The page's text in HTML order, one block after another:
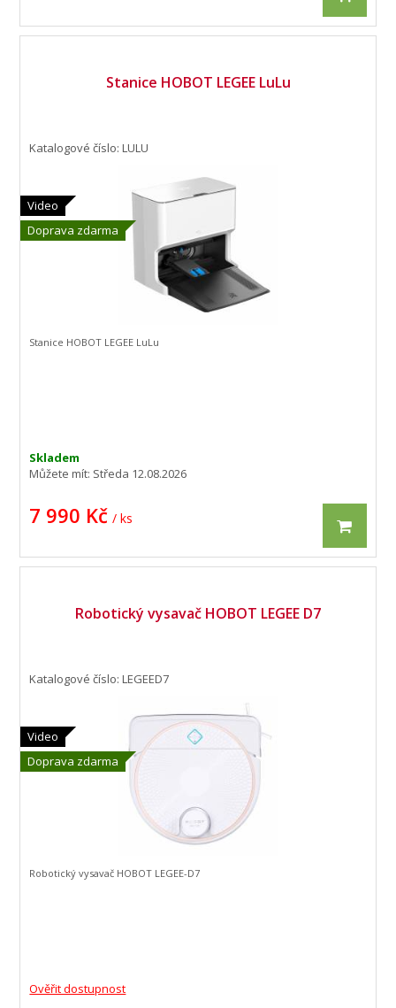
Stanice HOBOT LEGEE LuLu
Video
Doprava zdarma
Katalogové číslo: LULU
Skladem
Můžete mít: Středa 12.08.2026
7 990 Kč / ks
Stanice HOBOT LEGEE LuLu
Robotický vysavač HOBOT LEGEE D7
Video
Doprava zdarma
Katalogové číslo: LEGEED7
Ověřit dostupnost
Robotický vysavač HOBOT LEGEE-D7